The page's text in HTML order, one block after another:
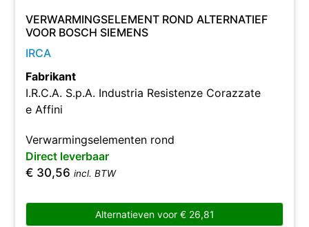
VERWARMINGSELEMENT ROND ALTERNATIEF
VOOR BOSCH SIEMENS
IRCA
Fabrikant
I.R.C.A. S.p.A. Industria Resistenze Corazzate
e Affini
Verwarmingselementen rond
Direct leverbaar
€ 30,56 incl. BTW
Alternatieven voor €26,81